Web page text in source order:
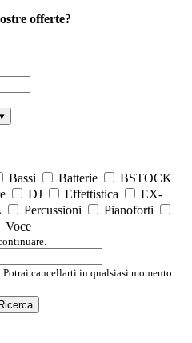
offerte?
▾
Bassi Batterie
BSTOCK
DJ Effettistica
EX-
Percussioni
Pianoforti
Voce
Potrai cancellarti in qualsiasi momento.